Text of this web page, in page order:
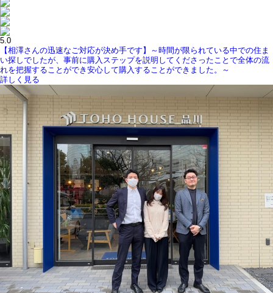
5.0
【相澤さんの迅速なご対応が決め手です】～時間が限られている中での住ま
い探しでしたが、事前に購入ステップを説明してくださったことで全体の流
れを把握することができ安心して購入することができました。～
詳しく見る